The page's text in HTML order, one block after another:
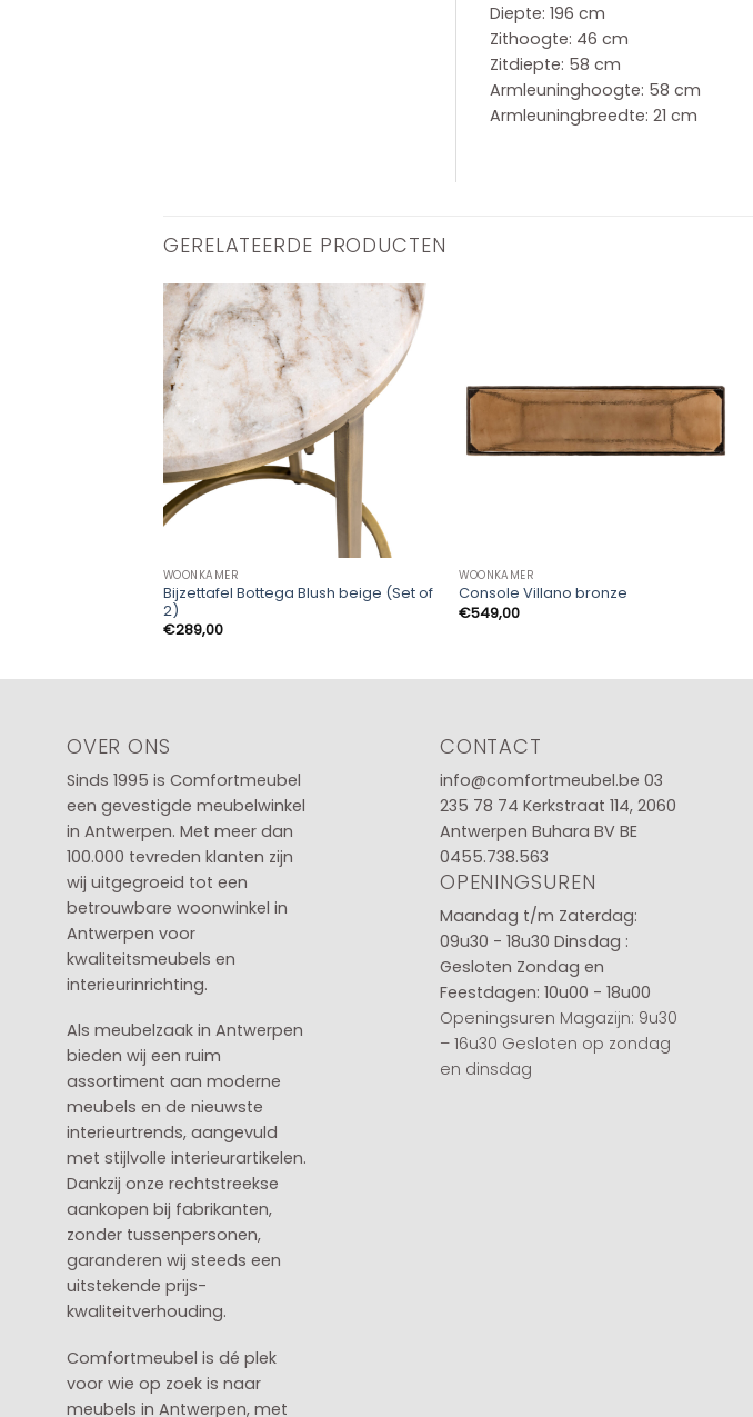
Diepte: 196 cm
Zithoogte: 46 cm
Zitdiepte: 58 cm
Armleuninghoogte: 58 cm
Armleuningbreedte: 21 cm
GERELATEERDE PRODUCTEN
WOONKAMER
Bijzettafel Bottega Blush beige (Set of
2)
€289,00
WOONKAMER
Console Villano bronze
€549,00
OVER ONS
Sinds 1995 is Comfortmeubel
een gevestigde meubelwinkel
in Antwerpen. Met meer dan
100.000 tevreden klanten zijn
wij uitgegroeid tot een
betrouwbare woonwinkel in
Antwerpen voor
kwaliteitsmeubels en
interieurinrichting.
Als meubelzaak in Antwerpen
bieden wij een ruim
assortiment aan moderne
meubels en de nieuwste
interieurtrends, aangevuld
met stijlvolle interieurartikelen.
Dankzij onze rechtstreekse
aankopen bij fabrikanten,
zonder tussenpersonen,
garanderen wij steeds een
uitstekende prijs-
kwaliteitverhouding.
Comfortmeubel is dé plek
voor wie op zoek is naar
meubels in Antwerpen, met
CONTACT
info@comfortmeubel.be 03
235 78 74 Kerkstraat 114, 2060
Antwerpen Buhara BV BE
0455.738.563
OPENINGSUREN
Maandag t/m Zaterdag:
09u30 - 18u30 Dinsdag :
Gesloten Zondag en
Feestdagen: 10u00 - 18u00
Openingsuren Magazijn: 9u30
– 16u30 Gesloten op zondag
en dinsdag